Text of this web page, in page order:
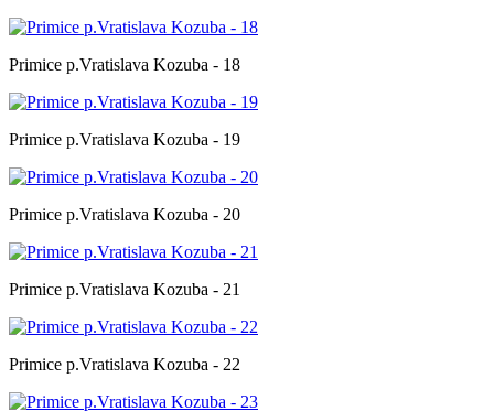
Primice p.Vratislava Kozuba - 18
Primice p.Vratislava Kozuba - 19
Primice p.Vratislava Kozuba - 20
Primice p.Vratislava Kozuba - 21
Primice p.Vratislava Kozuba - 22